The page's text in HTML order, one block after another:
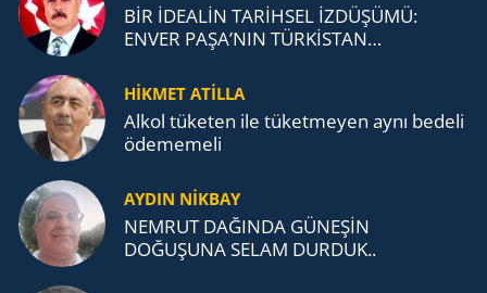
BİR İDEALİN TARİHSEL İZDÜŞÜMÜ:
ENVER PAŞA’NIN TÜRKİSTAN
TEŞKİLATI’NA UZANAN MİRASI
HİKMET ATİLLA
Alkol tü­ke­ten ile tü­ket­me­yen aynı be­de­li
öde­me­me­li
AYDIN NİKBAY
NEMRUT DAĞINDA GÜNEŞİN
DOĞUŞUNA SELAM DURDUK..